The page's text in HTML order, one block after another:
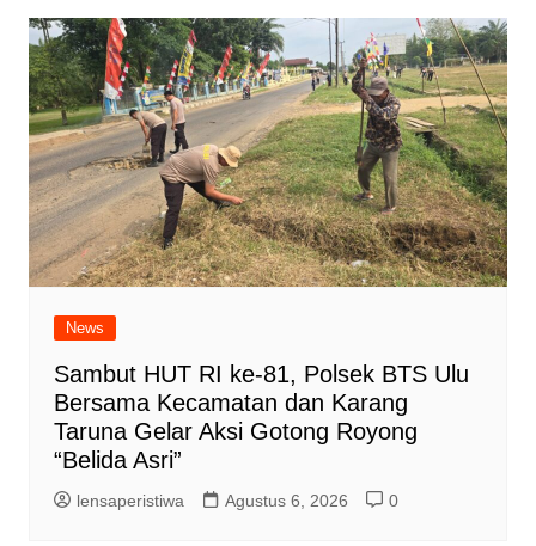
News
Sambut HUT RI ke-81, Polsek BTS Ulu
Bersama Kecamatan dan Karang
Taruna Gelar Aksi Gotong Royong
“Belida Asri”
lensaperistiwa Agustus 6, 2026 0